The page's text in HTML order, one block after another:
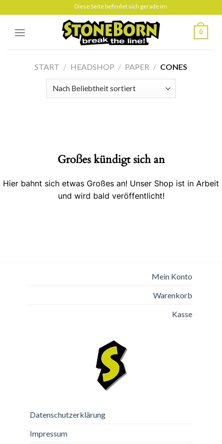
to
content
Diese Seite befindet sich gerade im Aufbau
0
START / HEADSHOP / PAPER / CONES
Großes kündigt sich an
Hier bahnt sich etwas Großes an! Unser Shop ist in Arbeit
und wird bald veröffentlicht!
Mein Konto
Warenkorb
Kasse
Datenschutzerklärung
Impressum